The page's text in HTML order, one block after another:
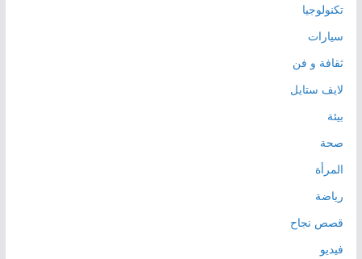
تكنولوجيا
سيارات
ثقافة و فن
لايف ستايل
بيئة
صحة
المرأة
رياضة
قصص نجاح
فيديو